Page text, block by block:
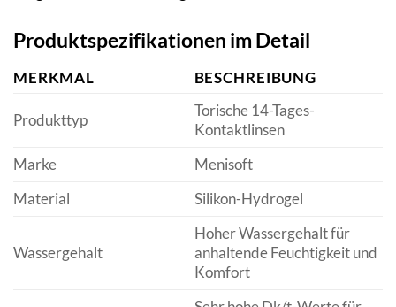
Produktspezifikationen im Detail
MERKMAL BESCHREIBUNG
Produkttyp
Torische 14-Tages-
Kontaktlinsen
Marke
Menisoft
Material
Silikon-Hydrogel
Wassergehalt
Hoher Wassergehalt für
anhaltende Feuchtigkeit und
Komfort